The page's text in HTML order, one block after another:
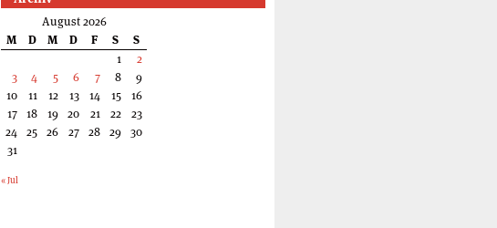
August 2026
M
D M D F S
S
1
2
3
4 5 6 7 8
9
10
11 12 13 14 15
16
17 18 19 20 21 22
23
24 25 26 27 28 29 30
31
« Jul